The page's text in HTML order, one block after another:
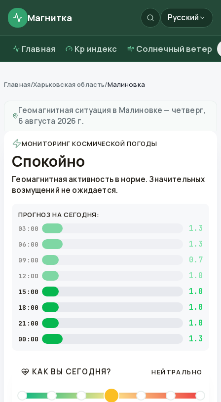
Магнитка Русский
Главная Kp индекс Солнечный ветер
Главная/Харьковская область/Малиновка
Геомагнитная ситуация в Малиновке — четверг,
6 августа 2026 г.
МОНИТОРИНГ КОСМИЧЕСКОЙ ПОГОДЫ
Спокойно
Геомагнитная активность в норме. Значительных
возмущений не ожидается.
ПРОГНОЗ НА СЕГОДНЯ:
03:00 1.3
06:00 1.3
09:00 0.7
12:00 1.0
15:00 1.0
18:00 1.0
21:00 1.0
00:00 1.3
КАК ВЫ СЕГОДНЯ? НЕЙТРАЛЬНО